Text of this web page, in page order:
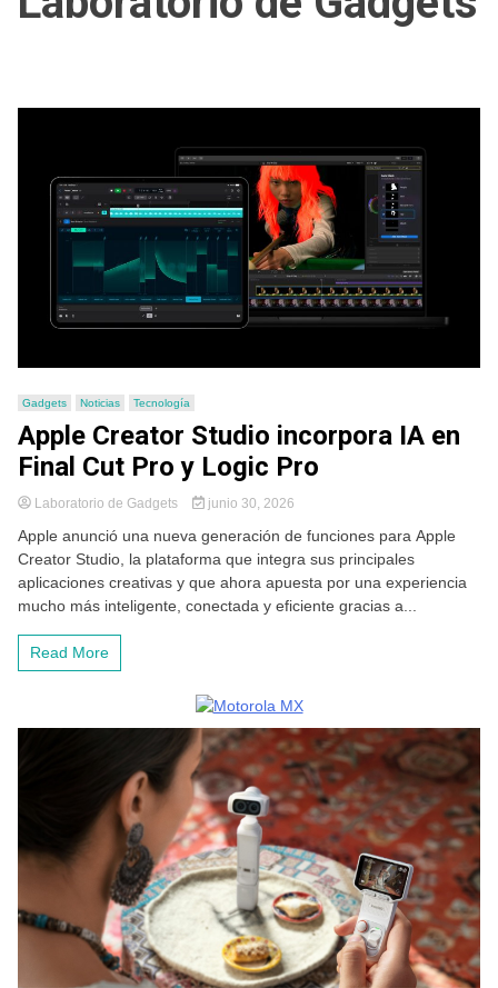
Gadgets Noticias Tecnología
Apple Creator Studio incorpora IA en
Final Cut Pro y Logic Pro
Laboratorio de Gadgets junio 30, 2026
Apple anunció una nueva generación de funciones para Apple
Creator Studio, la plataforma que integra sus principales
aplicaciones creativas y que ahora apuesta por una experiencia
mucho más inteligente, conectada y eficiente gracias a...
Read More